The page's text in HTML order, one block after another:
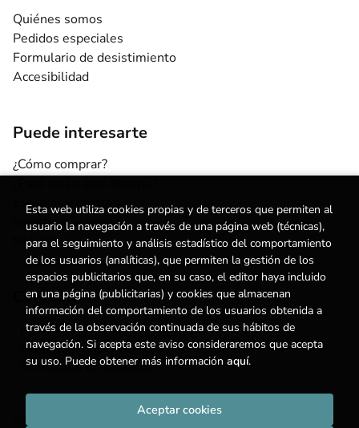
Quiénes somos
Pedidos especiales
Formulario de desistimiento
Accesibilidad
Puede interesarte
¿Cómo comprar?
Escuelas y centros
Nuestros Servicios
Noticias
Contacto
(+34) 615 55 96 54
info@degestalt.com
Formulario de contacto
2026 © . Todos los Derechos Reservados |
Esta web utiliza cookies propias y de terceros que permiten al
usuario la navegación a través de una página web (técnicas),
para el seguimiento y análisis estadístico del comportamiento
de los usuarios (analíticas), que permiten la gestión de los
espacios publicitarios que, en su caso, el editor haya incluido
en una página (publicitarias) y cookies que almacenan
información del comportamiento de los usuarios obtenida a
través de la observación continuada de sus hábitos de
navegación. Si acepta este aviso consideraremos que acepta
su uso. Puede obtener más información aquí.
Aceptar cookies